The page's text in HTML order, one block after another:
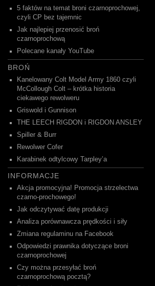
5 faktów na temat broni czarnoprochowej,
czyli CP bez tajemnic
Jak najlepiej przenosić broń
czarnoprochową
Polecane kanały YouTube
BROŃ
Kanelowany Colt Model Army 1860 czyli
McCollough Colt – krótka historia
ciekawego rewolweru
Griswold i Gunnison
THE LEECH RIGDON i RIGDON ANSLEY
Spiller & Burr
Rewolwer Cofer
Karabinek odtylcowy Tarpley’a
INFORMACJE
Akcja promocyjna! Promocja strzelectwa
czarno-prochowego!
Jak odczytywać datę produkcji
Analiza porównawcza prędkości i siły
Zmiana regulaminu na Facebook
Odpowiedzi prawnika dotyczące broni
czarnoprochowej
Czy można przesyłać broń
czarnoprochową pocztą?